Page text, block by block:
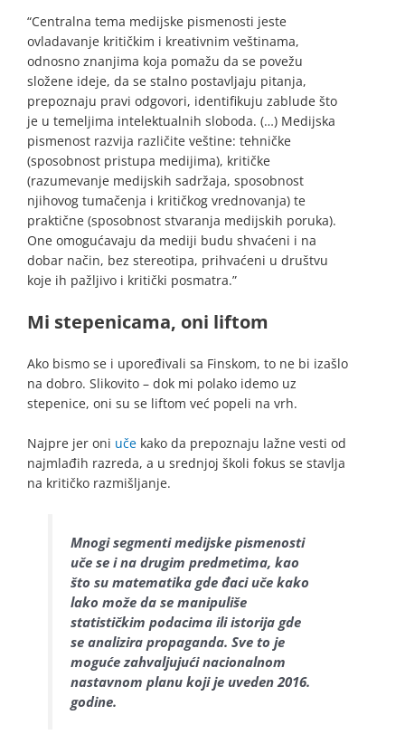
“Centralna tema medijske pismenosti jeste
ovladavanje kritičkim i kreativnim veštinama,
odnosno znanjima koja pomažu da se povežu
složene ideje, da se stalno postavljaju pitanja,
prepoznaju pravi odgovori, identifikuju zablude što
je u temeljima intelektualnih sloboda. (…) Medijska
pismenost razvija različite veštine: tehničke
(sposobnost pristupa medijima), kritičke
(razumevanje medijskih sadržaja, sposobnost
njihovog tumačenja i kritičkog vrednovanja) te
praktične (sposobnost stvaranja medijskih poruka).
One omogućavaju da mediji budu shvaćeni i na
dobar način, bez stereotipa, prihvaćeni u društvu
koje ih pažljivo i kritički posmatra.”
Mi stepenicama, oni liftom
Ako bismo se i upoređivali sa Finskom, to ne bi izašlo
na dobro. Slikovito – dok mi polako idemo uz
stepenice, oni su se liftom već popeli na vrh.
Najpre jer oni uče kako da prepoznaju lažne vesti od
najmlađih razreda, a u srednjoj školi fokus se stavlja
na kritičko razmišljanje.
Mnogi segmenti medijske pismenosti
uče se i na drugim predmetima, kao
što su matematika gde đaci uče kako
lako može da se manipuliše
statističkim podacima ili istorija gde
se analizira propaganda. Sve to je
moguće zahvaljujući nacionalnom
nastavnom planu koji je uveden 2016.
godine.